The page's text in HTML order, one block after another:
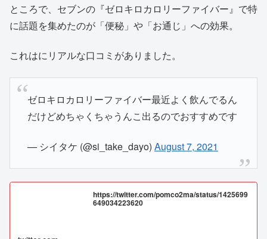
ところで、セブンの『ゼロキロカロリーファイバー』で特
に話題を集めたのが「便秘」や「お通じ」への効果。
これはにリアルな口コミがありました。
ゼロキロカロリーファイバー最近よく飲んでるん
だけどめちゃくちゃうんこ出るのでおすすめです
— シイタケ (@si_take_dayo) August 7, 2021
https://twitter.com/pomco2ma/status/1425699
649034223620